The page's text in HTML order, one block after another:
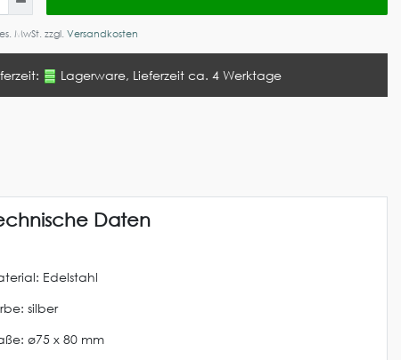
MwSt. zzgl. Versandkosten
Lagerware, Lieferzeit ca. 4 Werktage
Daten
Edelstahl
silber
ø75 x 80 mm